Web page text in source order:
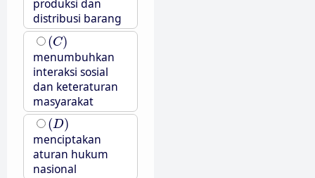
produksi dan
distribusi barang
(C)
(C)
menumbuhkan
interaksi sosial
dan keteraturan
masyarakat
(D)
(D)
menciptakan
aturan hukum
nasional